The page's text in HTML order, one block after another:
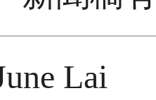
Lai